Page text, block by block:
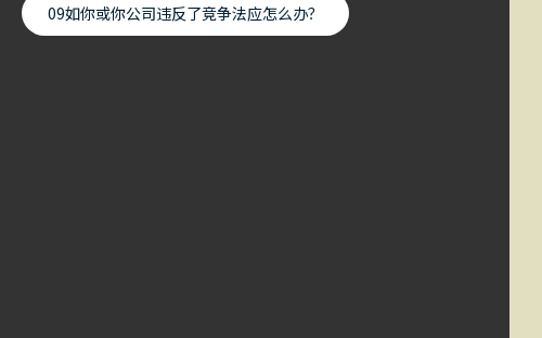
09如你或你公司违反了竞争法应怎么办？